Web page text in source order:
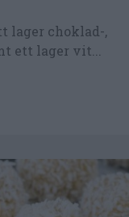
lager choklad-,
ett lager vit...